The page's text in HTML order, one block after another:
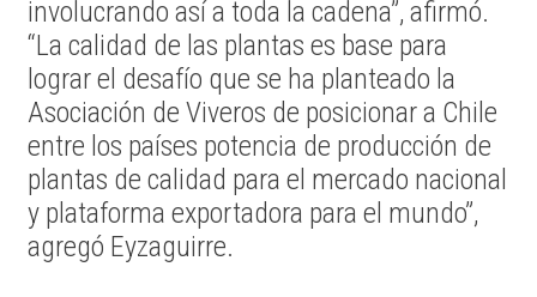
involucrando así a toda la cadena”, afirmó.
“La calidad de las plantas es base para
lograr el desafío que se ha planteado la
Asociación de Viveros de posicionar a Chile
entre los países potencia de producción de
plantas de calidad para el mercado nacional
y plataforma exportadora para el mundo”,
agregó Eyzaguirre.